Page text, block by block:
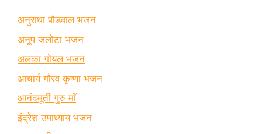
अनुराधा पौडवाल भजन
अनूप जलोटा भजन
अलका गोयल भजन
आचार्य गौरव कृष्णा भजन
आनंदमूर्ती गुरु माँ
इंद्रेश उपाध्याय भजन